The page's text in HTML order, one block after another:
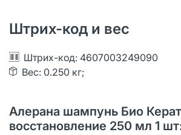
Штрих-код и вес
Штрих-код: 4607003249090
Вес: 0.250 кг;
Алерана шампунь Био
восстановление 250 мл 1